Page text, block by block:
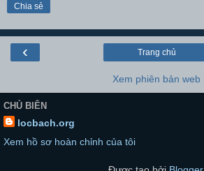
Chia sẻ
‹ Trang chủ
Xem phiên bản web
CHỦ BIÊN
locbach.org
Xem hồ sơ hoàn chỉnh của tôi